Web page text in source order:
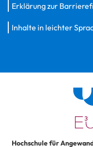
Erklärung zur
Inhalte in leichter
Hochschule für